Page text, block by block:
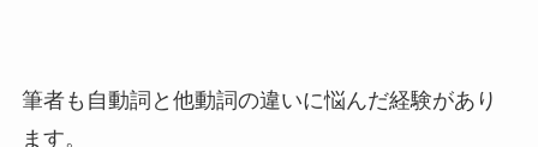
筆者も自動詞と他動詞の違いに悩んだ経験があり
ます。